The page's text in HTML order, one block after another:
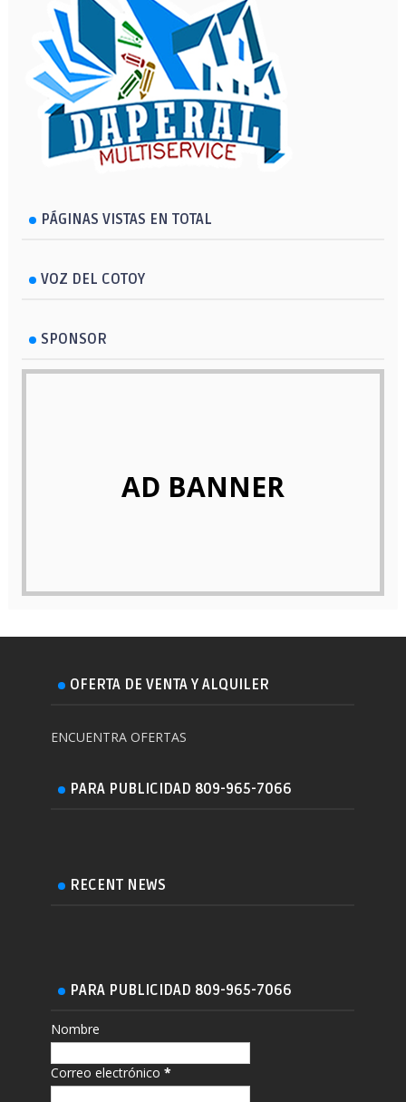
PÁGINAS VISTAS EN TOTAL
VOZ DEL COTOY
SPONSOR
AD BANNER
OFERTA DE VENTA Y ALQUILER
ENCUENTRA OFERTAS
PARA PUBLICIDAD 809-965-7066
RECENT NEWS
PARA PUBLICIDAD 809-965-7066
Nombre
Correo electrónico*